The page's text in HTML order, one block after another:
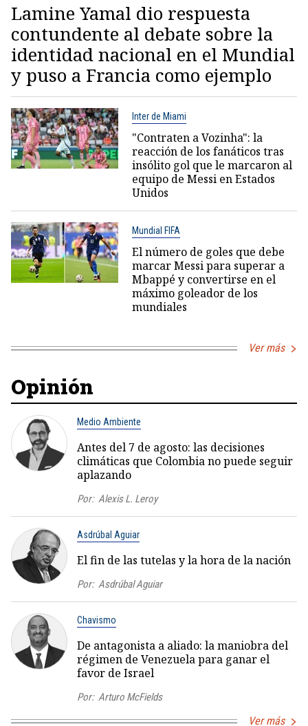
Lamine Yamal dio respuesta
contundente al debate sobre la
identidad nacional en el Mundial
y puso a Francia como ejemplo
Inter de Miami
"Contraten a Vozinha": la
reacción de los fanáticos tras
insólito gol que le marcaron al
equipo de Messi en Estados
Unidos
Mundial FIFA
El número de goles que debe
marcar Messi para superar a
Mbappé y convertirse en el
máximo goleador de los
mundiales
Ver más
Opinión
Medio Ambiente
Antes del 7 de agosto: las decisiones
climáticas que Colombia no puede seguir
aplazando
Por: Alexis L. Leroy
Asdrúbal Aguiar
El fin de las tutelas y la hora de la nación
Por: Asdrúbal Aguiar
Chavismo
De antagonista a aliado: la maniobra del
régimen de Venezuela para ganar el
favor de Israel
Por: Arturo McFields
Ver más